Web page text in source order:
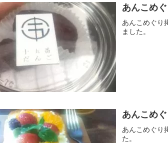
あんこめ
あんこめぐり
ました。
あんこめ
あんこめぐり
た。